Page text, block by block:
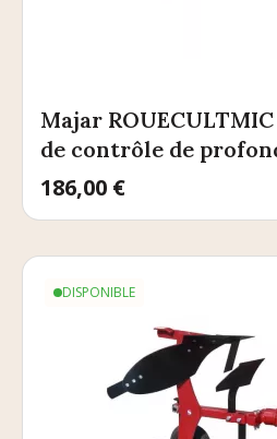
Majar
de contrôle de
Prix
186,00 €
DISPONIBLE